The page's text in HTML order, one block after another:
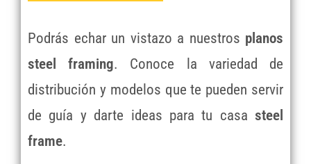
Podrás echar un vistazo a nuestros planos
steel framing. Conoce la variedad de
distribución y modelos que te pueden servir
de guía y darte ideas para tu casa steel
frame.